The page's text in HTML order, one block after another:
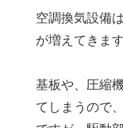
空調換気設備
が増えてきます
基板や、圧縮
てしまうので